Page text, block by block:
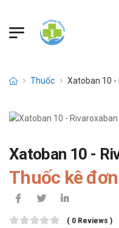
Thuốc Xatoban 10 -
Xatoban 10 -
Thuốc kê
( 0 Reviews )